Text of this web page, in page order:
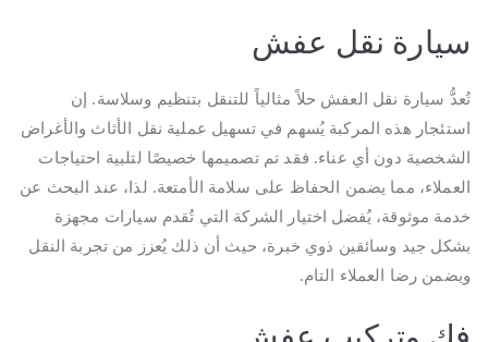
سيارة نقل عفش
تُعدُّ سيارة نقل العفش حلاً مثالياً للتنقل بتنظيم وسلاسة. إن
استئجار هذه المركبة يُسهم في تسهيل عملية نقل الأثاث والأغراض
الشخصية دون أي عناء. فقد تم تصميمها خصيصًا لتلبية احتياجات
العملاء، مما يضمن الحفاظ على سلامة الأمتعة. لذا، عند البحث عن
خدمة موثوقة، يُفضل اختيار الشركة التي تُقدم سيارات مجهزة
بشكل جيد وسائقين ذوي خبرة، حيث أن ذلك يُعزز من تجربة النقل
ويضمن رضا العملاء التام.